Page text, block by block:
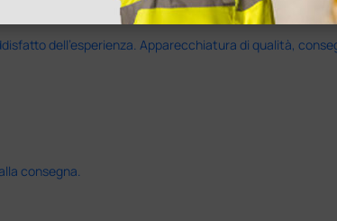
dell'esperienza. Apparecchiatura di qualità,
consegna.